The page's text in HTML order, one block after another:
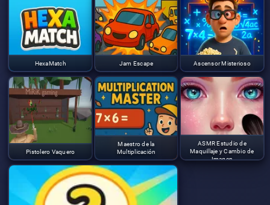
HexaMatch Jam Escape Ascensor Misterioso
Pistolero Vaquero
Maestro de la
Multiplicación
ASMR Estudio de
Maquillaje y Cambio de
Imagen